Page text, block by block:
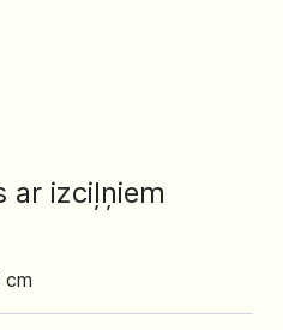
ar izciļņiem
cm